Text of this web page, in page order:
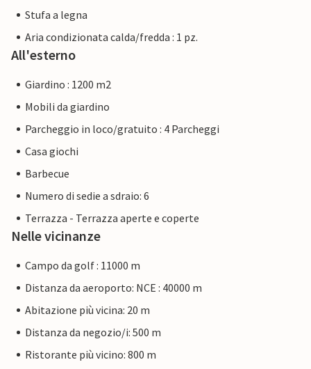
Stufa a legna
Aria condizionata calda/fredda : 1 pz.
All'esterno
Giardino : 1200 m2
Mobili da giardino
Parcheggio in loco/gratuito : 4 Parcheggi
Casa giochi
Barbecue
Numero di sedie a sdraio: 6
Terrazza - Terrazza aperte e coperte
Nelle vicinanze
Campo da golf : 11000 m
Distanza da aeroporto: NCE : 40000 m
Abitazione più vicina: 20 m
Distanza da negozio/i: 500 m
Ristorante più vicino: 800 m